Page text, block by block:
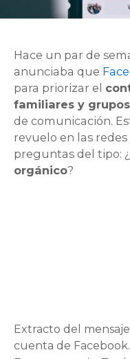
Hace un par de
anunciaba que
para priorizar el
familiares y grupos
de comunicación.
revuelo en las
preguntas del tipo:
orgánico?
Extracto del
cuenta de Facebook.